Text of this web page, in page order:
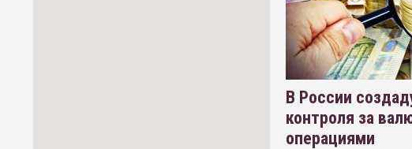
В России
контроля за
операциями